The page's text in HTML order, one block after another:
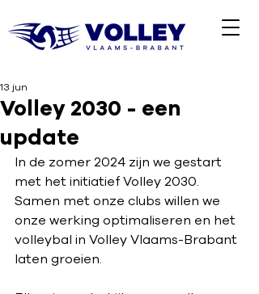
Volley 2030 - een
update
13 jun
In de zomer 2024 zijn we gestart
met het initiatief Volley 2030.
Samen met onze clubs willen we
onze werking optimaliseren en het
volleybal in Volley Vlaams-Brabant
laten groeien.